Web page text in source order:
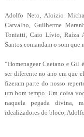
Adolfo Neto, Aloizio
Carvalho, Guilherme
Toniatti, Caio Lívio, Raíza
Santos comandam o som que
“Homenagear Caetano e Gil
ser diferente no ano em que
fizeram parte do nosso
um bom tempo. Um coisa
naquela pegada divina,
idealizadores do bloco,